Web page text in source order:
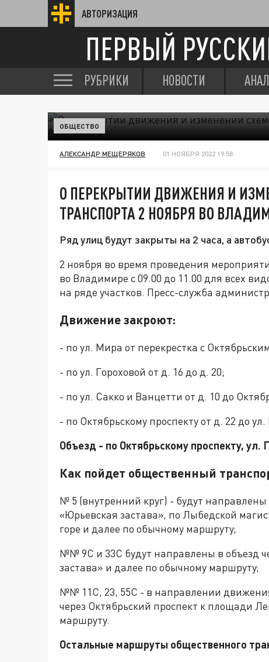
АВТОРИЗАЦИЯ
ПЕРВЫЙ
РУБРИКИ НОВОСТИ
ОБЩЕСТВО
АЛЕКСАНДР МЕЩЕРЯКОВ 01 НОЯБРЯ 2022 19:58
О ПЕРЕКРЫТИИ ДВИЖЕНИЯ И
ТРАНСПОРТА 2 НОЯБРЯ ВО
Ряд улиц будут закрыты на 2 часа, а
2 ноября во время проведения
во Владимире с 09.00 до 11.00 для всех
на ряде участков. Пресс-служба
Движение закроют:
- по ул. Мира от перекрестка с
- по ул. Гороховой от д. 16 до д. 20;
- по ул. Сакко и Ванцетти от д. 10 до
- по Октябрьскому проспекту от д. 22 до
Объезд - по Октябрьскому проспекту, ул.
Как пойдет общественный
№ 5 (внутренний круг) - будут направлены
«Юрьевская застава», по Лыбедской
горе и далее по обычному маршруту;
№№ 9С и 33С будут направлены в объезд
застава» и далее по обычному маршруту;
№№ 11С, 23, 55С - в направлении
через Октябрьский проспект к площади
маршруту.
Остальные маршруты общественного